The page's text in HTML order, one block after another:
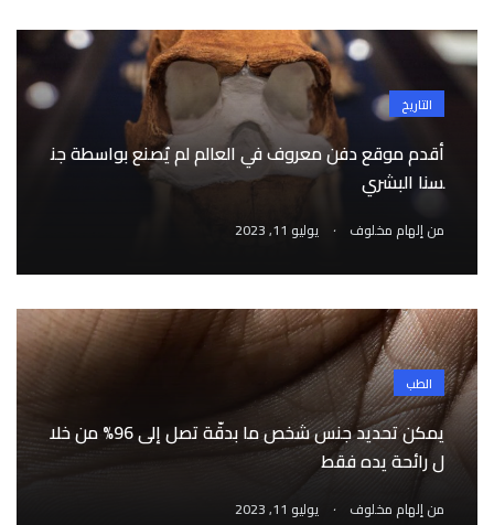
التاريخ
أقدم موقع دفن معروف في العالم لم يُصنع بواسطة جن
سنا البشري
منإلهام مخلوف . يوليو 11, 2023
الطب
يمكن تحديد جنس شخص ما بدقّة تصل إلى 96% من خلا
ل رائحة يده فقط
منإلهام مخلوف . يوليو 11, 2023